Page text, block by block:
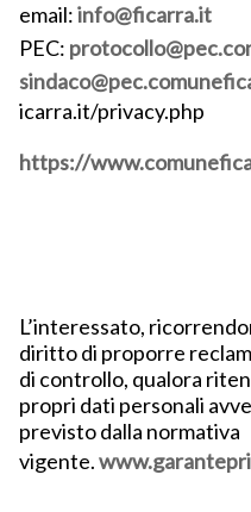
email:info@ficarra.it
PEC:
icarra.it/privacy.php
https://
L’interessato,
diritto di proporre
di controllo, qualora
propri dati personali
previsto dalla normativa
vigente.